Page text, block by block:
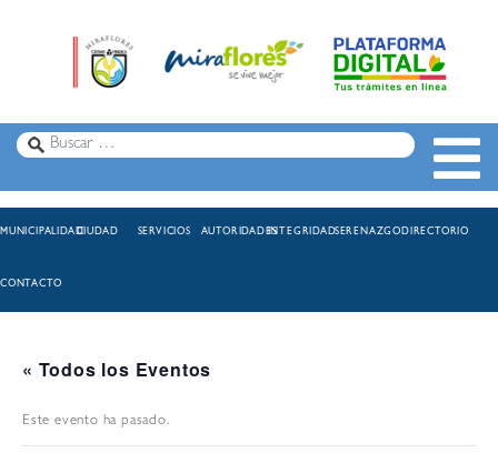
MUNICIPALIDADCIUDAD SERVICIOS AUTORIDADESINTEGRIDADSERENAZGODIRECTORIO
CONTACTO
« Todos los Eventos
Este evento ha pasado.